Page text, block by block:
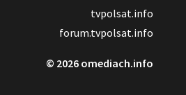
tvpolsat.info
forum.tvpolsat.info
© 2026 omediach.info